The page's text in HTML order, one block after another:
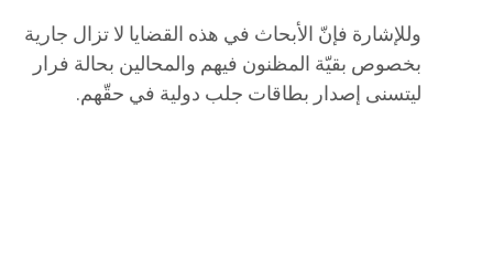
وللإشارة فإنّ الأبحاث في هذه القضايا لا تزال جارية
بخصوص بقيّة المظنون فيهم والمحالين بحالة فرار
ليتسنى إصدار بطاقات جلب دولية في حقّهم.